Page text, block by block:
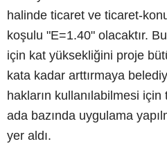
halinde ticaret ve ticaret-
koşulu "E=1.40" olacaktır.
için kat yüksekliğini proje
kata kadar arttırmaya
hakların kullanılabilmesi
ada bazında uygulama
yer aldı.